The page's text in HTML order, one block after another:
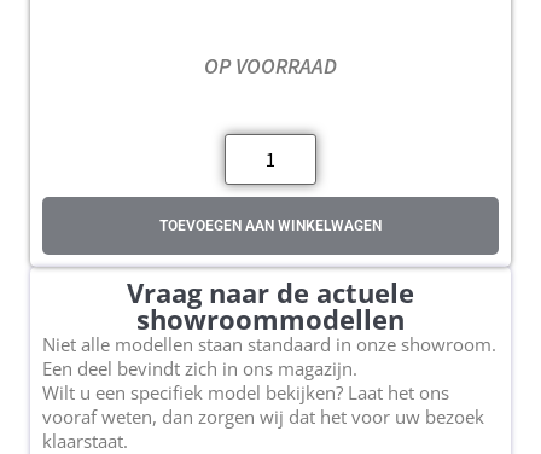
OP VOORRAAD
TOEVOEGEN AAN WINKELWAGEN
Vraag naar de actuele
showroommodellen
Niet alle modellen staan standaard in onze showroom.
Een deel bevindt zich in ons magazijn.
Wilt u een specifiek model bekijken? Laat het ons
vooraf weten, dan zorgen wij dat het voor uw bezoek
klaarstaat.